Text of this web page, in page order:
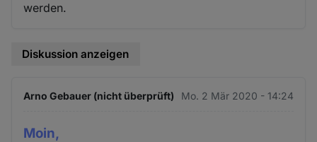
werden.
Diskussion anzeigen
Arno Gebauer (nicht überprüft) Mo. 2 Mär 2020 - 14:24
Moin,